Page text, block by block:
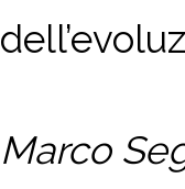
Marco